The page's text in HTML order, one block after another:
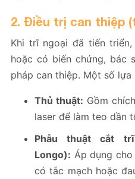
2. Điều trị can thiệp
Khi trĩ ngoại đã tiến
hoặc có biến chứng, bác
pháp can thiệp. Một số lựa
Thủ thuật: Gồm
laser để làm teo dần
Phẫu thuật cắt trĩ
Longo): Áp dụng
có tắc mạch hoặc